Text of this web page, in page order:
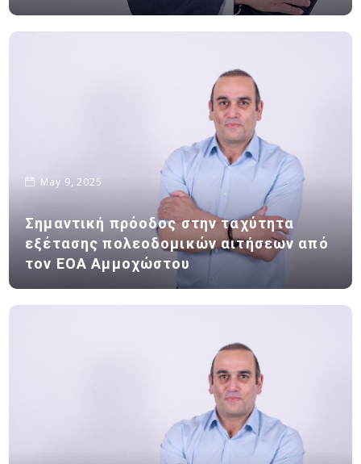
May 9, 2025
Σημαντική πρόοδος στην ταχύτητα
εξέτασης πολεοδομικών αιτήσεων από
τον ΕΟΑ Αμμοχώστου